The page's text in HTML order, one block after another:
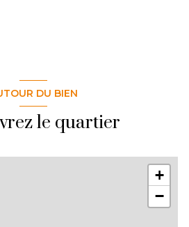
DU BIEN
le quartier
+
−